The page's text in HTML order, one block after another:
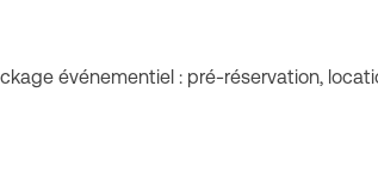
événementiel : pré-réservation,